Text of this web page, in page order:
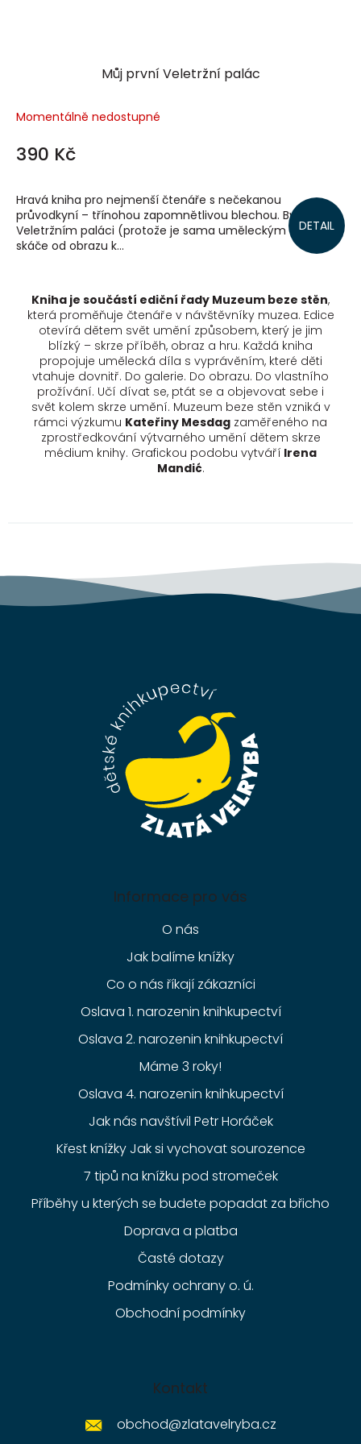
Můj první Veletržní palác
Momentálně nedostupné
390 Kč
DETAIL
Hravá kniha pro nejmenší čtenáře s nečekanou
průvodkyní – třínohou zapomnětlivou blechou. Bydlí ve
Veletržním paláci (protože je sama uměleckým dílem) a
skáče od obrazu k...
Kniha je součástí ediční řady Muzeum beze stěn,
která proměňuje čtenáře v návštěvníky muzea. Edice
otevírá dětem svět umění způsobem, který je jim
blízký – skrze příběh, obraz a hru. Každá kniha
propojuje umělecká díla s vyprávěním, které děti
vtahuje dovnitř. Do galerie. Do obrazu. Do vlastního
prožívání. Učí dívat se, ptát se a objevovat sebe i
svět kolem skrze umění. Muzeum beze stěn vzniká v
rámci výzkumu Kateřiny Mesdag zaměřeného na
zprostředkování výtvarného umění dětem skrze
médium knihy. Grafickou podobu vytváří Irena
Mandić.
Informace pro vás
O nás
Jak balíme knížky
Co o nás říkají zákazníci
Oslava 1. narozenin knihkupectví
Oslava 2. narozenin knihkupectví
Máme 3 roky!
Oslava 4. narozenin knihkupectví
Jak nás navštívil Petr Horáček
Křest knížky Jak si vychovat sourozence
7 tipů na knížku pod stromeček
Příběhy u kterých se budete popadat za břicho
Doprava a platba
Časté dotazy
Podmínky ochrany o. ú.
Obchodní podmínky
Kontakt
obchod@zlatavelryba.cz